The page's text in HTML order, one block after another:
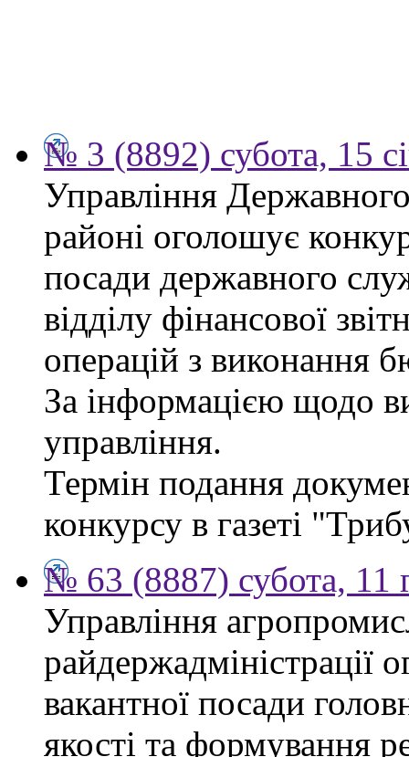
№ 3 (8892) субота, 15
Управління
районі оголошує
посади державного
відділу фінансової
операцій з виконання
За інформацією щодо
управління.
Термін подання
конкурсу в газеті
№ 63 (8887) субота, 11
Управління
райдержадміністрації
вакантної посади
якості та формування